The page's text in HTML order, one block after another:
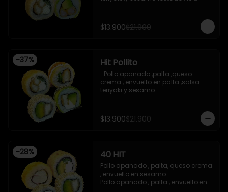
,envuelto en palta ,salsa
acevichada ,y chichimi , 10 piezas
$13.900$21.900
-37% Hit Pollito
-Pollo apanado ,palta ,queso
crema , envuelto en palta ,salsa
teriyaki y sesamo
-Pollo apanado , cebollin , apanado
en panko , salsa umami , salsa
-incluye 2 salsas de soya , 1 salsa
teriyaki , 1wasabi , 1 gengibre , 3
palitos .
-Imagen referencial .
$13.900$21.900
-28% 40 HIT
Pollo apanado , palta, queso crema
, envuelto en sesamo
Pollo apanado , palta , envuelto en